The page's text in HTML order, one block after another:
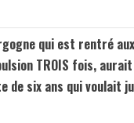
qui est rentré
TROIS fois,
de six ans qui voulait